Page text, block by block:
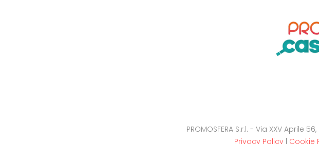
PROMOSFERA S.r.l. - Via XXV Aprile
Privacy Policy| Cookie